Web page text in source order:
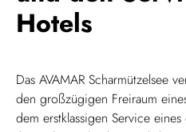
Hotels
Das AVAMAR Scharmützelsee
den großzügigen Freiraum
dem erstklassigen Service